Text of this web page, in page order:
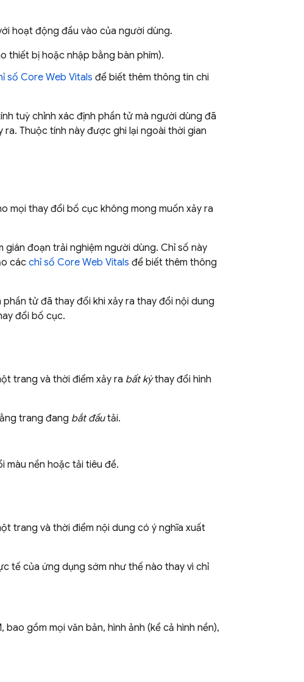
hoạt động đầu vào của người dùng.
thiết bị hoặc nhập bằng bàn phím).
số Core Web Vitals để biết thêm thông tin chi
tuỳ chỉnh xác định phần tử mà người dùng đã
Thuộc tính này được ghi lại ngoài thời gian
mọi thay đổi bố cục không mong muốn xảy ra
gián đoạn trải nghiệm người dùng. Chỉ số này
các chỉ số Core Web Vitals để biết thêm thông
tử đã thay đổi khi xảy ra thay đổi nội dung
đổi bố cục.
trang và thời điểm xảy ra bất kỳthay đổi hình
trang đang bắt đầutải.
màu nền hoặc tải tiêu đề.
trang và thời điểm nội dung có ý nghĩa xuất
tế của ứng dụng sớm như thế nào thay vì chỉ
gồm mọi văn bản, hình ảnh (kể cả hình nền),